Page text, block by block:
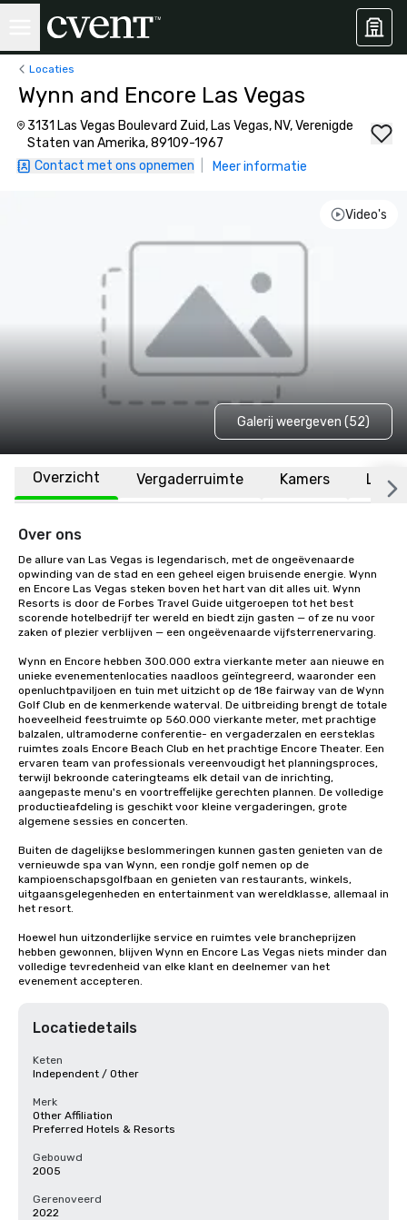
Locaties
Wynn and Encore Las Vegas
3131 Las Vegas Boulevard Zuid, Las Vegas, NV, Verenigde
Staten van Amerika, 89109-1967
Contact met ons opnemen
Meer informatie
Video's
Galerij weergeven (52)
Overzicht Vergaderruimte Kamers
Over ons
De allure van Las Vegas is legendarisch, met de ongeëvenaarde
opwinding van de stad en een geheel eigen bruisende energie. Wynn
en Encore Las Vegas steken boven het hart van dit alles uit. Wynn
Resorts is door de Forbes Travel Guide uitgeroepen tot het best
scorende hotelbedrijf ter wereld en biedt zijn gasten — of ze nu voor
zaken of plezier verblijven — een ongeëvenaarde vijfsterrenervaring.
Wynn en Encore hebben 300.000 extra vierkante meter aan nieuwe en
unieke evenementenlocaties naadloos geïntegreerd, waaronder een
openluchtpaviljoen en tuin met uitzicht op de 18e fairway van de Wynn
Golf Club en de kenmerkende waterval. De uitbreiding brengt de totale
hoeveelheid feestruimte op 560.000 vierkante meter, met prachtige
balzalen, ultramoderne conferentie- en vergaderzalen en eersteklas
ruimtes zoals Encore Beach Club en het prachtige Encore Theater. Een
ervaren team van professionals vereenvoudigt het planningsproces,
terwijl bekroonde cateringteams elk detail van de inrichting,
aangepaste menu's en voortreffelijke gerechten plannen. De volledige
productieafdeling is geschikt voor kleine vergaderingen, grote
algemene sessies en concerten.
Buiten de dagelijkse beslommeringen kunnen gasten genieten van de
vernieuwde spa van Wynn, een rondje golf nemen op de
kampioenschapsgolfbaan en genieten van restaurants, winkels,
uitgaansgelegenheden en entertainment van wereldklasse, allemaal in
het resort.
Hoewel hun uitzonderlijke service en ruimtes vele brancheprijzen
hebben gewonnen, blijven Wynn en Encore Las Vegas niets minder dan
volledige tevredenheid van elke klant en deelnemer van het
evenement accepteren.
Locatiedetails
Keten
Independent / Other
Merk
Other Affiliation
Preferred Hotels & Resorts
Gebouwd
2005
Gerenoveerd
2022